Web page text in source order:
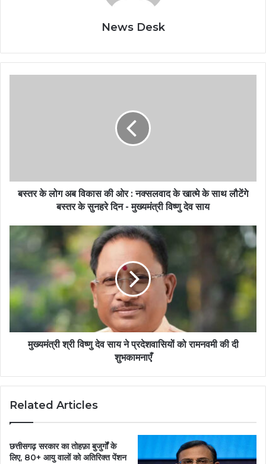
News Desk
बस्तर के लोग अब विकास की ओर : नक्सलवाद के खात्मे के साथ लौटेंगे
बस्तर के सुनहरे दिन - मुख्यमंत्री विष्णु देव साय
मुख्यमंत्री श्री विष्णु देव साय ने प्रदेशवासियों को रामनवमी की दी
शुभकामनाएँ
Related Articles
छत्तीसगढ़ सरकार का तोहफ़ा बुजुर्गों के
लिए, 80+ आयु वालों को अतिरिक्त पेंशन